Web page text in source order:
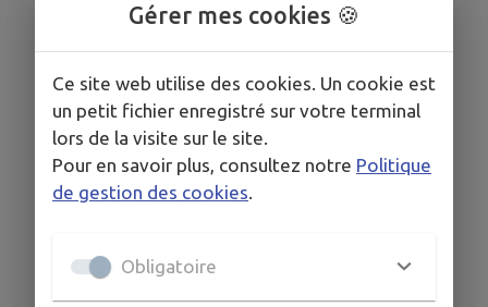
1/1
Abattage et taille de haies
11 rue de la Seguinière Villegrimont 41330
Champigny-en-Beauce
Gérer mes cookies 🍪
Ce site web utilise des cookies. Un cookie est
un petit fichier enregistré sur votre terminal
lors de la visite sur le site.
Pour en savoir plus, consultez notre Politique
de gestion des cookies
Obligatoire